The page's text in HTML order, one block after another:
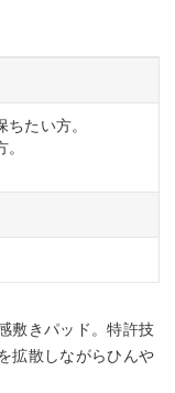
たい方。
敷きパッド。特許技
拡散しながらひんや